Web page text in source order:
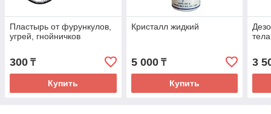
Пластырь от фурункулов,
угрей, гнойничков
300 ₸
Купить
Кристалл жидкий
5 000₸
Купить
3